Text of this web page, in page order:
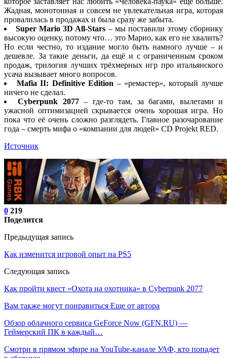
Жадная, монотонная и совсем не увлекательная игра, которая
провалилась в продажах и была сразу же забыта.
Super Mario 3D All-Stars – мы поставили этому сборнику
высокую оценку, потому что… это Марио, как его не хвалить?
Но если честно, то издание могло быть намного лучше – и
дешевле. За такие деньги, да ещё и с ограниченным сроком
продаж, трилогия лучших трёхмерных игр про итальянского
усача вызывает много вопросов.
Mafia II: Definitive Edition – «ремастер», который лучше
ничего не сделал.
Cyberpunk 2077– где-то там, за багами, вылетами и
ужасной оптимизацией скрывается очень хорошая игра. Но
пока что её очень сложно разглядеть. Главное разочарование
года – смерть мифа о «компании для людей» CD Projekt RED.
Источник
0 219
Поделится
Предыдущая запись
Как изменится игровой опыт на PS5
Следующая запись
Как пройти квест «Охота на охотника» в Cyberpunk 2077
Вам также могут понравиться Еще от автора
Обзор облачного сервиса GeForce Now (GFN.RU) —
Геймерский ПК в каждый…
Смотри в прямом эфире на YouTube-канале УАФ, кто попадет